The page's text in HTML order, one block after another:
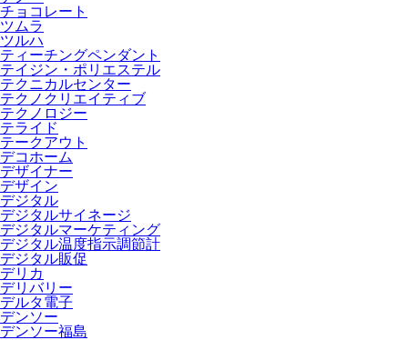
チョコレート
ツムラ
ツルハ
ティーチングペンダント
テイジン・ポリエステル
テクニカルセンター
テクノクリエイティブ
テクノロジー
テライド
テークアウト
デコホーム
デザイナー
デザイン
デジタル
デジタルサイネージ
デジタルマーケティング
デジタル温度指示調節計
デジタル販促
デリカ
デリバリー
デルタ電子
デンソー
デンソー福島